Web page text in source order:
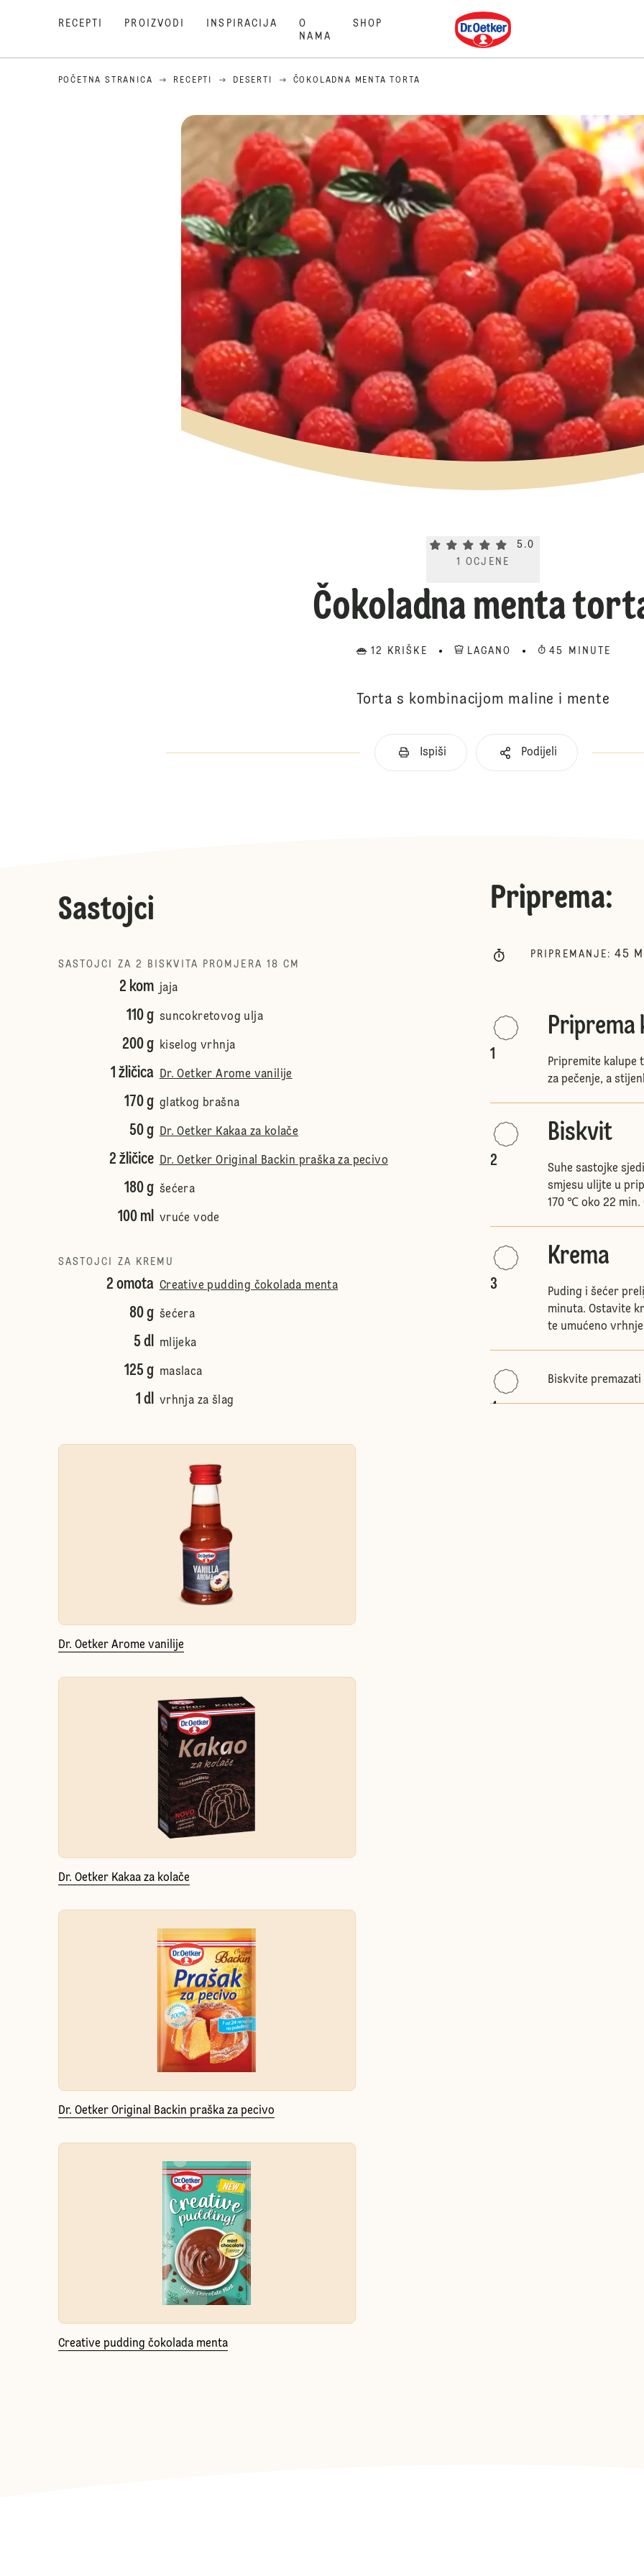
RECEPTI PROIZVODI INSPIRACIJA
O
NAMA
SHOP Dr. Oetker
POČETNA STRANICA RECEPTI DESERTI ČOKOLADNA MENTA TORTA
Current rating 5.0. Click to rate.
5.0
1
OCJENE
Čokoladna menta
12 KRIŠKE LAGANO 45 MINUTE
Torta s kombinacijom maline i mente
Ispiši Podijeli
Sastojci
SASTOJCI ZA 2 BISKVITA PROMJERA 18 CM
2 kom jaja
110 g suncokretovog ulja
200 g kiselog vrhnja
1 žličica Dr. Oetker Arome vanilije
170 g glatkog brašna
50 g Dr. Oetker Kakaa za kolače
2 žličice Dr. Oetker Original Backin praška za pecivo
180 g šećera
100 ml vruće vode
SASTOJCI ZA KREMU
2 omota Creative pudding čokolada menta
80 g šećera
5 dl mlijeka
125 g maslaca
1 dl vrhnja za šlag
Dr. Oetker Arome vanilije
Dr. Oetker Kakaa za kolače
Dr. Oetker Original Backin praška za pecivo
Creative pudding čokolada menta
Priprema:
PRIPREMANJE : 45
1
Priprema
Pripremite kalupe
za pečenje, a
2
Biskvit
Suhe sastojke
smjesu ulijte u
170 ℃ oko 22
3
Krema
Puding i šećer
minuta. Ostavite
te umućeno
4
Biskvite